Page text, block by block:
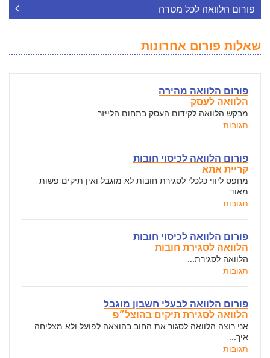
פורום הלוואה לכל מטרה
שאלות פורום אחרונות
פורום הלוואה מהירה
הלוואה לעסק
מבקש הלוואה לקידום העסק בתחום הלייזר...
תגובות
פורום הלוואה לכיסוי חובות
קריית אתא
מחפס ליווי כלכלי לסגירת חובות לא מוגבל ואין תיקים פשות
מאוד...
תגובות
פורום הלוואה לכיסוי חובות
הלוואה לסגירת חובות
הלוואה לסגירת...
תגובות
פורום הלוואה לבעלי חשבון מוגבל
הלוואה לסגירת תיקים בהוצל״פ
אני רוצה הלוואה לסגור את החוב בהוצאה לפועל ולא מצליחה
איך...
תגובות